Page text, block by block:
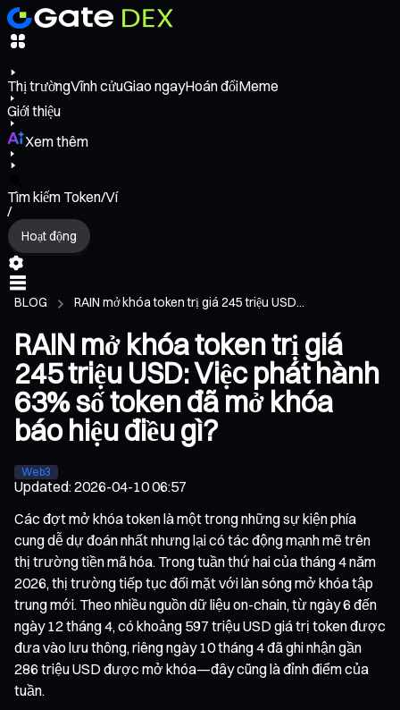
Thị trườngVĩnh cửuGiao ngayHoán đổiMeme
Giới thiệu
Xem thêm
Tìm kiếm Token/Ví
/
Hoạt động
BLOG RAIN mở khóa token trị giá 245 triệu USD...
RAIN mở khóa token trị giá
245 triệu USD: Việc phát hành
63% số token đã mở khóa
báo hiệu điều gì?
Web3
Updated:2026-04-10 06:57
Các đợt mở khóa token là một trong những sự kiện phía
cung dễ dự đoán nhất nhưng lại có tác động mạnh mẽ trên
thị trường tiền mã hóa. Trong tuần thứ hai của tháng 4 năm
2026, thị trường tiếp tục đối mặt với làn sóng mở khóa tập
trung mới. Theo nhiều nguồn dữ liệu on-chain, từ ngày 6 đến
ngày 12 tháng 4, có khoảng 597 triệu USD giá trị token được
đưa vào lưu thông, riêng ngày 10 tháng 4 đã ghi nhận gần
286 triệu USD được mở khóa—đây cũng là đỉnh điểm của
tuần.